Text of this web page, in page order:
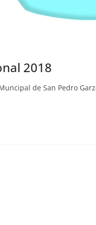
2018
de San Pedro